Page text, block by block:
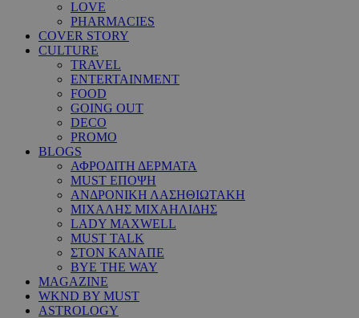
LOVE
PHARMACIES
COVER STORY
CULTURE
TRAVEL
ENTERTAINMENT
FOOD
GOING OUT
DECO
PROMO
BLOGS
ΑΦΡΟΔΙΤΗ ΔΕΡΜΑΤΑ
MUST ΕΠΟΨΗ
ΑΝΔΡΟΝΙΚΗ ΛΑΣΗΘΙΩΤΑΚΗ
ΜΙΧΑΛΗΣ ΜΙΧΑΗΛΙΔΗΣ
LADY MAXWELL
MUST TALK
ΣΤΟΝ ΚΑΝΑΠΕ
BYE THE WAY
MAGAZINE
WKND BY MUST
ASTROLOGY